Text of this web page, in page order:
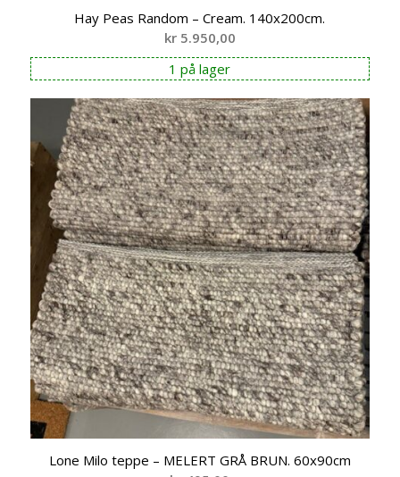
Hay Peas Random – Cream. 140x200cm.
kr5.950,00
1 på lager
Lone Milo teppe – MELERT GRÅ BRUN. 60x90cm